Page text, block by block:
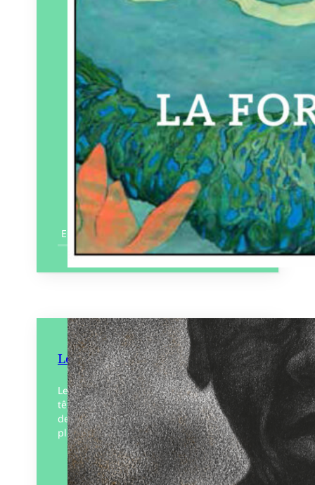
En savoir plus
Le Défilé
Le jour où Grand-grand-père a marché en
tête du défilé, la fête de la jeunesse est
devenue plus vraie et ma mitraillette en
plastique est devenue plus lourde.…
Éditeur :Voce Verso